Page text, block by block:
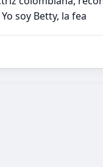
soy Betty, la fea